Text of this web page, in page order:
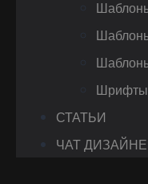
Шрифты
СТАТЬИ
ЧАТ